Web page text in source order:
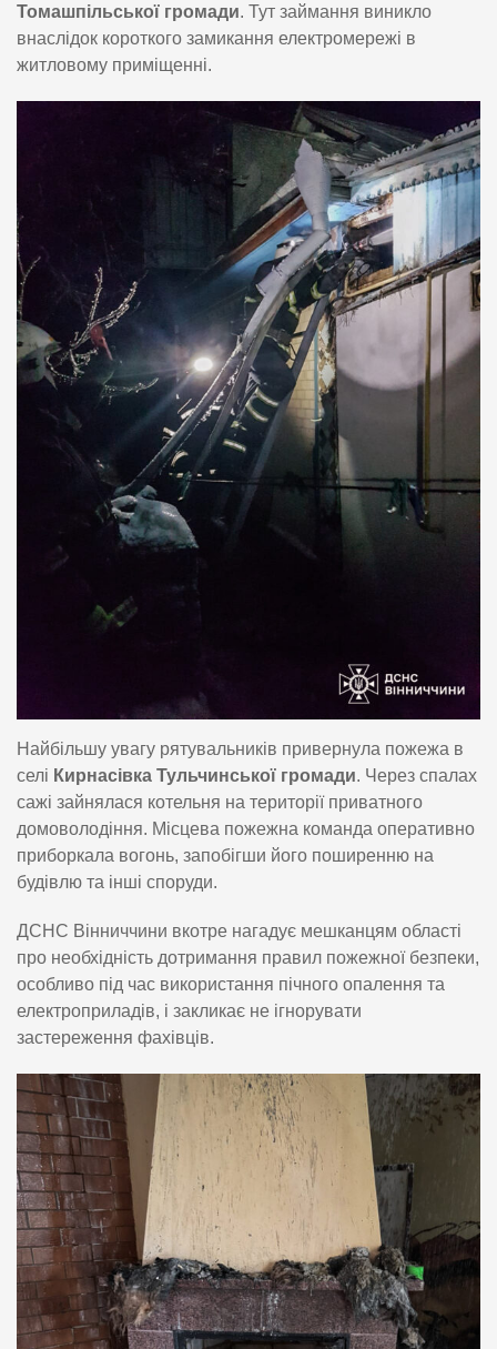
Томашпільської громади. Тут займання виникло
внаслідок короткого замикання електромережі в
житловому приміщенні.
Найбільшу увагу рятувальників привернула пожежа в
селі Кирнасівка Тульчинської громади. Через спалах
сажі зайнялася котельня на території приватного
домоволодіння. Місцева пожежна команда оперативно
приборкала вогонь, запобігши його поширенню на
будівлю та інші споруди.
ДСНС Вінниччини вкотре нагадує мешканцям області
про необхідність дотримання правил пожежної безпеки,
особливо під час використання пічного опалення та
електроприладів, і закликає не ігнорувати
застереження фахівців.